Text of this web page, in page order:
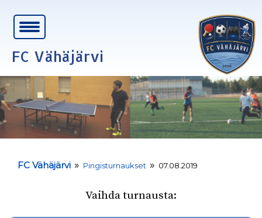
FC Vähäjärvi
FC Vähäjärvi » Pingisturnaukset » 07.08.2019
Vaihda turnausta: